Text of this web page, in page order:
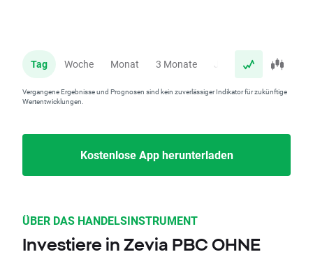
Tag Woche Monat 3 Monate Jahr
Vergangene Ergebnisse und Prognosen sind kein zuverlässiger Indikator für zukünftige
Wertentwicklungen.
Kostenlose App herunterladen
ÜBER DAS HANDELSINSTRUMENT
Investiere in Zevia PBC OHNE